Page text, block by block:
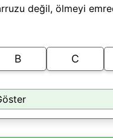
değil, ölmeyi
B C